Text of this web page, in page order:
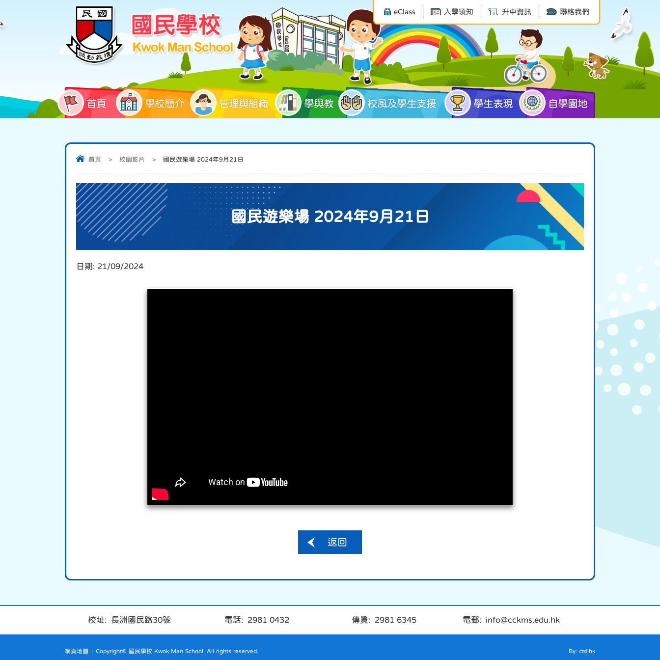
eClass 入學須知 升中資訊 聯絡我們
首頁 學校簡介 管理與組織 學與教 校風及學生支援 學生表現 自學園地
首頁 > 校園影片 > 國民遊樂場 2024年9月21日
國民遊樂場 2024年9月21日
日期: 21/09/2024
返回
校址: 長洲國民路30號 電話: 2981 0432 傳真: 2981 6345 電郵: info@cckms.edu.hk
網頁地圖 | Copyright© 國民學校 Kwok Man School. All rights reserved. By: ctd.hk